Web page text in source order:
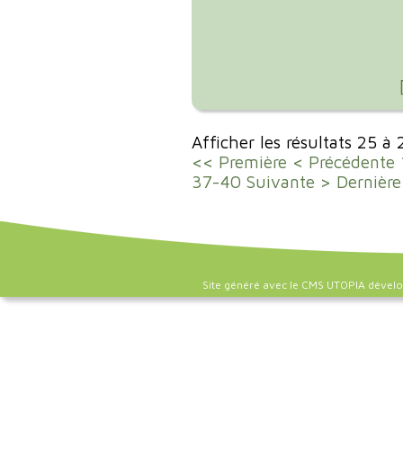
Afficher les résultats 25 à
<< Première < Précédente
37-40 Suivante >
Site généré avec le CMS UTOPIA